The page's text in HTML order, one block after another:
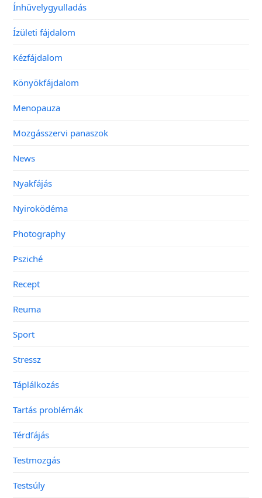
Ínhüvelygyulladás
Ízületi fájdalom
Kézfájdalom
Könyökfájdalom
Menopauza
Mozgásszervi panaszok
News
Nyakfájás
Nyiroködéma
Photography
Psziché
Recept
Reuma
Sport
Stressz
Táplálkozás
Tartás problémák
Térdfájás
Testmozgás
Testsúly